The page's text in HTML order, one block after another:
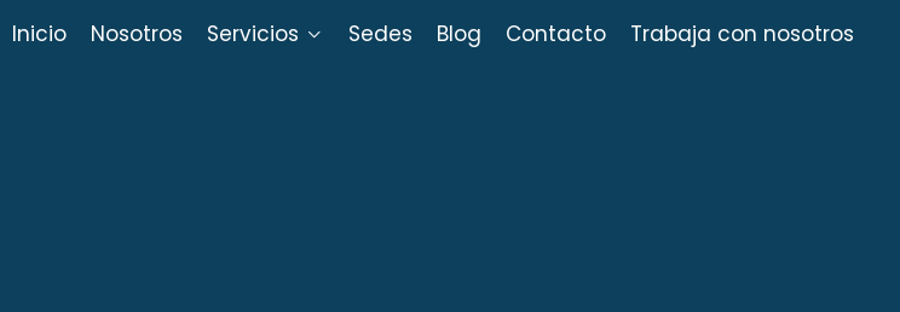
Inicio Nosotros Servicios Sedes Blog Contacto Trabaja con nosotros